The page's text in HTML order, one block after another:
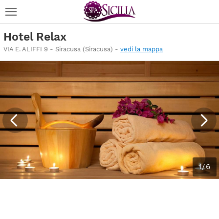
Hotel Relax
VIA E. ALIFFI 9 - Siracusa (Siracusa) - vedi la mappa
1/6